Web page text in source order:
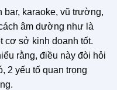
karaoke, vũ trường,
âm dường như là
cơ sở kinh doanh tốt.
rằng, điều này đòi hỏi
2 yếu tố quan trọng